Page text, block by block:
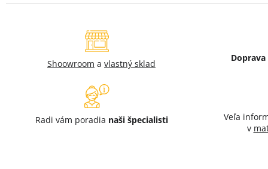
Shoowroom a vlastný sklad
Radi vám poradia naši špecialisti
Veľa
v